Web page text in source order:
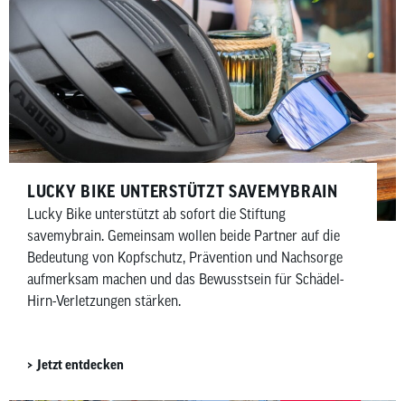
Stiftung zu fördern und dem Thema Kopfverletzungen
mehr öffentliche Aufmerksamkeit zu verschaffen.
LUCKY BIKE UNTERSTÜTZT SAVEMYBRAIN​
Lucky Bike unterstützt ab sofort die Stiftung
savemybrain. Gemeinsam wollen beide Partner auf die
Bedeutung von Kopfschutz, Prävention und Nachsorge
aufmerksam machen und das Bewusstsein für Schädel-
Hirn-Verletzungen stärken.
Jetzt entdecken